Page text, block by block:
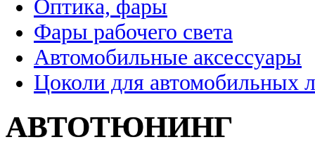
Оптика, фары
Фары рабочего света
Автомобильные аксессуары
Цоколи для автомобильных
АВТОТЮНИНГ